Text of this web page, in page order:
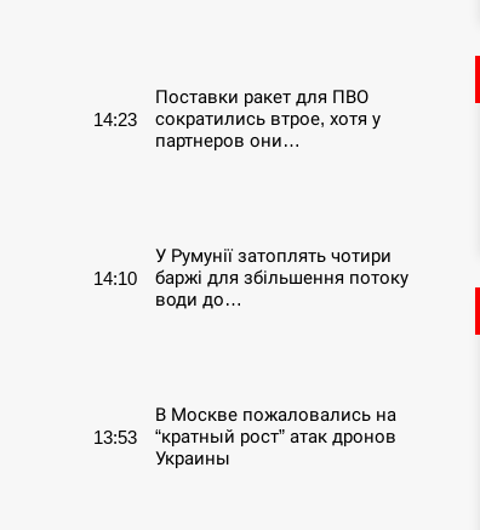
14:23
Поставки ракет для ПВО
сократились втрое, хотя у
партнеров они…
14:10
У Румунії затоплять чотири
баржі для збільшення потоку
води до…
13:53
В Москве пожаловались на
“кратный рост” атак дронов
Украины